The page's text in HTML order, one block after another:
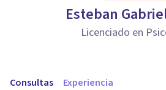
Esteban
Licenciado en
Consultas Experiencia